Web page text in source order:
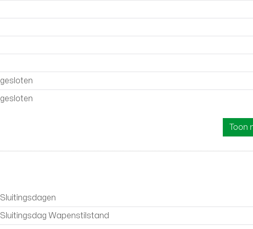
gesloten
gesloten
Toon
Sluitingsdagen
Sluitingsdag Wapenstilstand